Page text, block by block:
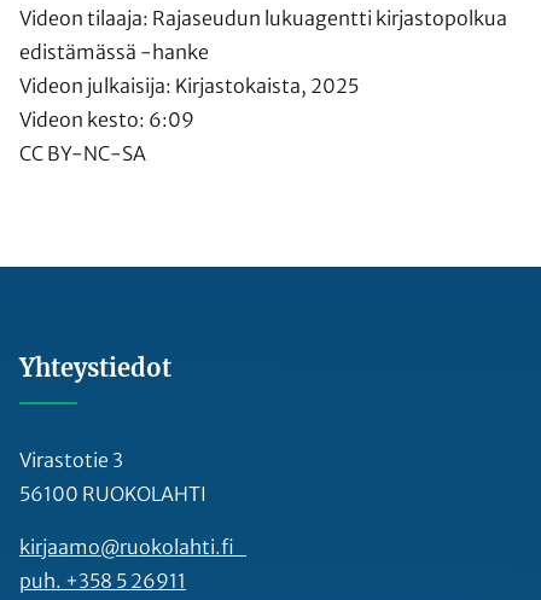
Videon tilaaja: Rajaseudun lukuagentti kirjastopolkua
edistämässä -hanke
Videon julkaisija: Kirjastokaista, 2025
Videon kesto: 6:09
CC BY-NC-SA
Yhteystiedot
Virastotie 3
56100 RUOKOLAHTI
kirjaamo@ruokolahti.fi
puh. +358 5 26911